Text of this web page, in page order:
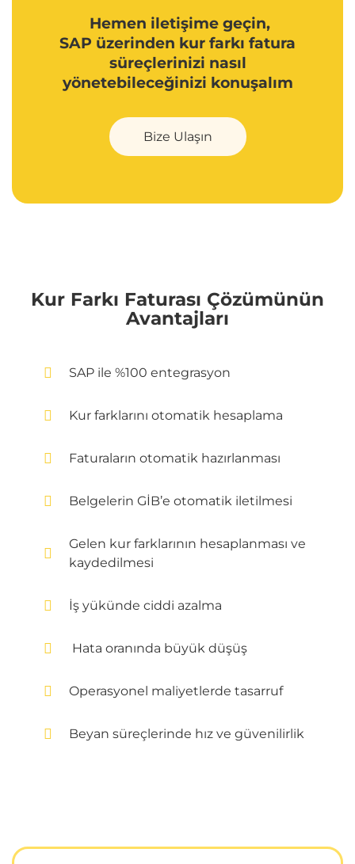
Hemen iletişime geçin,
SAP üzerinden kur farkı fatura
süreçlerinizi nasıl
yönetebileceğinizi konuşalım
Bize Ulaşın
Kur Farkı Faturası Çözümünün
Avantajları
SAP ile %100 entegrasyon
Kur farklarını otomatik hesaplama
Faturaların otomatik hazırlanması
Belgelerin GİB’e otomatik iletilmesi
Gelen kur farklarının hesaplanması ve
kaydedilmesi
İş yükünde ciddi azalma
Hata oranında büyük düşüş
Operasyonel maliyetlerde tasarruf
Beyan süreçlerinde hız ve güvenilirlik